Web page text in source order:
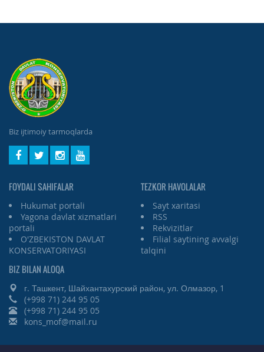
Biz ijtimoiy tarmoqlarda
FOYDALI SAHIFALAR
Hukumat portali
Yagona davlat xizmatlari
portali
O'ZBEKISTON DAVLAT
KONSERVATORIYASI
TEZKOR HAVOLALAR
Sayt xaritasi
RSS
Rekvizitlar
Filial saytining avvalgi
talqini
BIZ BILAN ALOQA
г. Ташкент, Шайхантахурский район, ул. Олмазор, 1
(+998 71) 244 95 05
(+998 71) 244 95 05
kons_mof@mail.ru